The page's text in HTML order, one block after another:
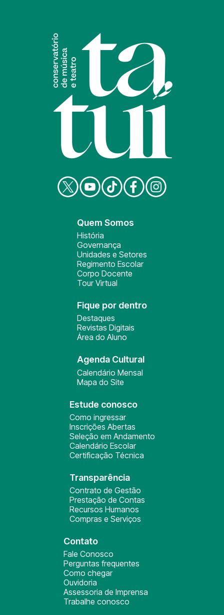
Quem Somos
História
Governança
Unidades e Setores
Regimento Escolar
Corpo Docente
Tour Virtual
Fique por dentro
Destaques
Revistas Digitais
Área do Aluno
Agenda Cultural
Calendário Mensal
Mapa do Site
Estude conosco
Como ingressar
Inscrições Abertas
Seleção em Andamento
Calendário Escolar
Certificação Técnica
Transparência
Contrato de Gestão
Prestação de Contas
Recursos Humanos
Compras e Serviços
Contato
Fale Conosco
Perguntas frequentes
Como chegar
Ouvidoria
Assessoria de Imprensa
Trabalhe conosco